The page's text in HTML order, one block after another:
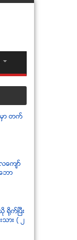
မွာ တက္
လေက်ာ္
ဘာ
ရိုက္ျပီး
ား ( ၂